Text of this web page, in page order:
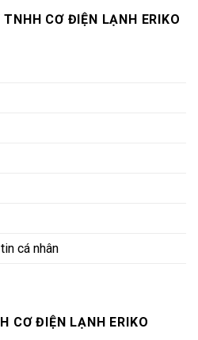
CƠ ĐIỆN LẠNH ERIKO
cá nhân
CƠ ĐIỆN LẠNH ERIKO